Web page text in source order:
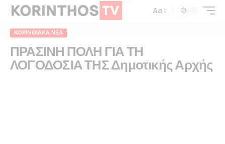
Aa
ΚΟΡΙΝΘΙΑΚΆ ΝΈΑ
ΠΡΑΣΙΝΗ ΠΟΛΗ ΓΙΑ ΤΗ
ΛΟΓΟΔΟΣΙΑ ΤΗΣ Δημοτικής Αρχής